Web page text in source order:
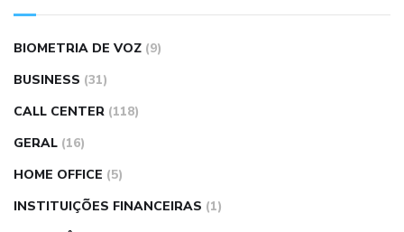
BIOMETRIA DE VOZ (9)
BUSINESS (31)
CALL CENTER (118)
GERAL (16)
HOME OFFICE (5)
INSTITUIÇÕES FINANCEIRAS (1)